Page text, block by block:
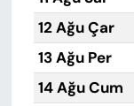
12 Ağu Çar
13 Ağu Per
14 Ağu Cum